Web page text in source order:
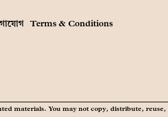
Terms & Conditions
materials. You may not copy, distribute, reuse,